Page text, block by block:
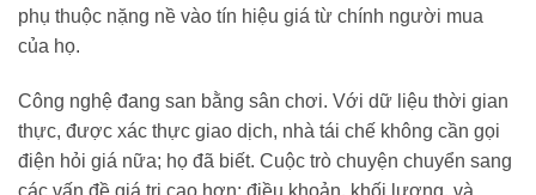
phụ thuộc nặng nề vào tín hiệu giá từ chính người mua
của họ.
Công nghệ đang san bằng sân chơi. Với dữ liệu thời gian
thực, được xác thực giao dịch, nhà tái chế không cần gọi
điện hỏi giá nữa; họ đã biết. Cuộc trò chuyện chuyển sang
các vấn đề giá trị cao hơn: điều khoản, khối lượng, và